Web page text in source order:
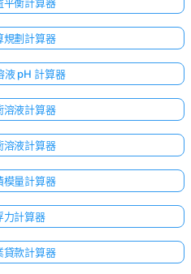
規劃計算器
液 pH 計算器
溶液計算器
溶液計算器
模量計算器
力計算器
貸款計算器